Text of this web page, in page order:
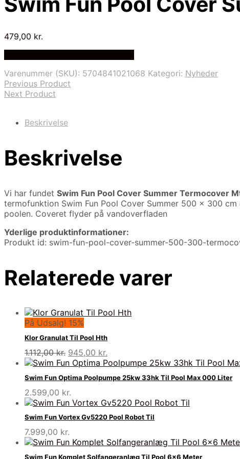
479,00 kr.
Varenummer (SKU): 5704841021068 Kategori: Nyheder
Previous Product
Next Product
Beskrivelse
Beskrivelse
Vi har fundet Swim Fun Pool Cover Summer Termocover
termofunktion Swim Fun Pool Cover Summer 500 x 300
poolen. Coveret flyder på vandoverfladen
Yderlige produktinformationer:
Produkt id: swim-fun-pool-cover-summer-500-300-
Relaterede varer
På Udsalg! 15%
Klor Granulat Til Pool Hth
1.112,00kr. Den
oprindelige
pris
var:
1.112,00 kr..
945,00 kr.
aktuelle
er:
Swim Fun Optima Poolpumpe 25kw 33hk Til Pool Max 000 Liter
2.599,00 kr.
Swim Fun Vortex Gv5220 Pool Robot Til
7.999,00 kr.
Swim Fun Komplet Solfangeranlæg Til Pool 6×6 Meter